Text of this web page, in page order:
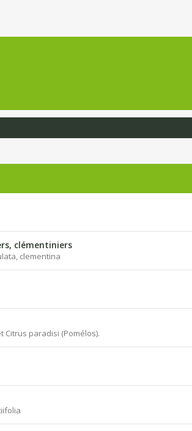
clémentiniers
clementina
Citrus paradisi (Pomélos).